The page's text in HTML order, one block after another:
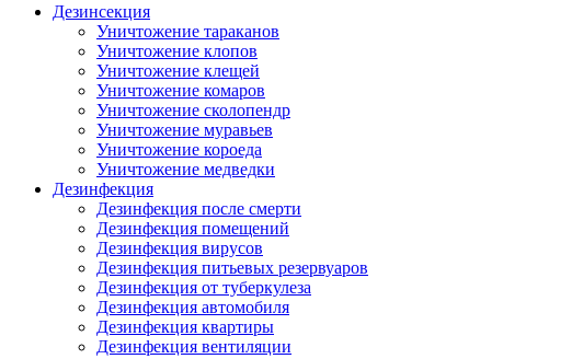
Дезинсекция
Уничтожение тараканов
Уничтожение клопов
Уничтожение клещей
Уничтожение комаров
Уничтожение сколопендр
Уничтожение муравьев
Уничтожение короеда
Уничтожение медведки
Дезинфекция
Дезинфекция после смерти
Дезинфекция помещений
Дезинфекция вирусов
Дезинфекция питьевых резервуаров
Дезинфекция от туберкулеза
Дезинфекция автомобиля
Дезинфекция квартиры
Дезинфекция вентиляции